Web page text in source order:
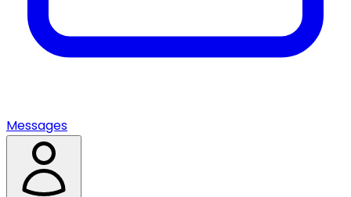
Messages